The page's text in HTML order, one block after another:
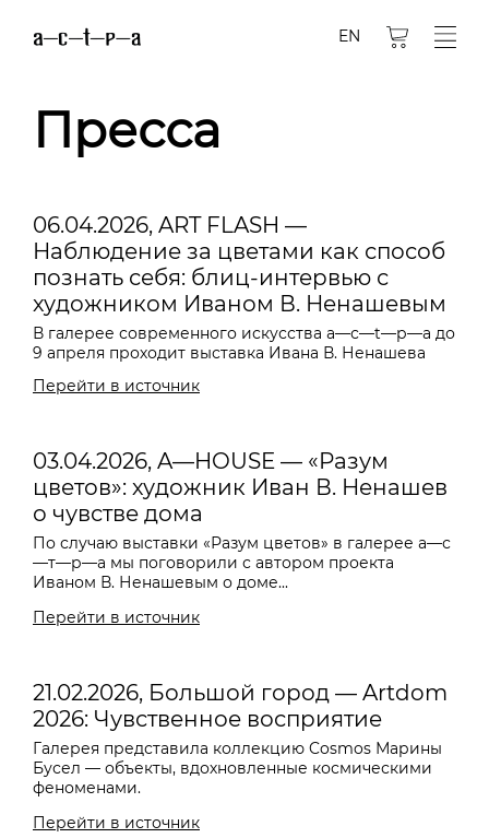
EN
Пресса
06.04.2026, ART FLASH —
Наблюдение за цветами как способ
познать себя: блиц-интервью с
художником Иваном В. Ненашевым
В галерее современного искусства a—с—t—р—а до
9 апреля проходит выставка Ивана В. Ненашева
Перейти в источник
03.04.2026, A—HOUSE — «Разум
цветов»: художник Иван В. Ненашев
о чувстве дома
По случаю выставки «Разум цветов» в галерее a—с
—т—р—a мы поговорили с автором проекта
Иваном В. Ненашевым о доме...
Перейти в источник
21.02.2026, Большой город — Artdom
2026: Чувственное восприятие
Галерея представила коллекцию Cosmos Марины
Бусел — объекты, вдохновленные космическими
феноменами.
Перейти в источник